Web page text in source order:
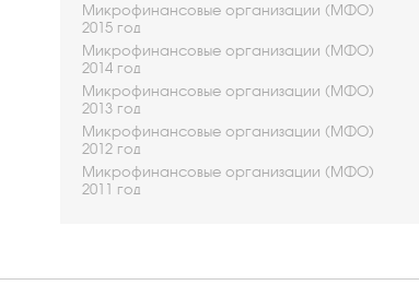
Микрофинансовые организации (МФО)
2015 год
Микрофинансовые организации (МФО)
2014 год
Микрофинансовые организации (МФО)
2013 год
Микрофинансовые организации (МФО)
2012 год
Микрофинансовые организации (МФО)
2011 год